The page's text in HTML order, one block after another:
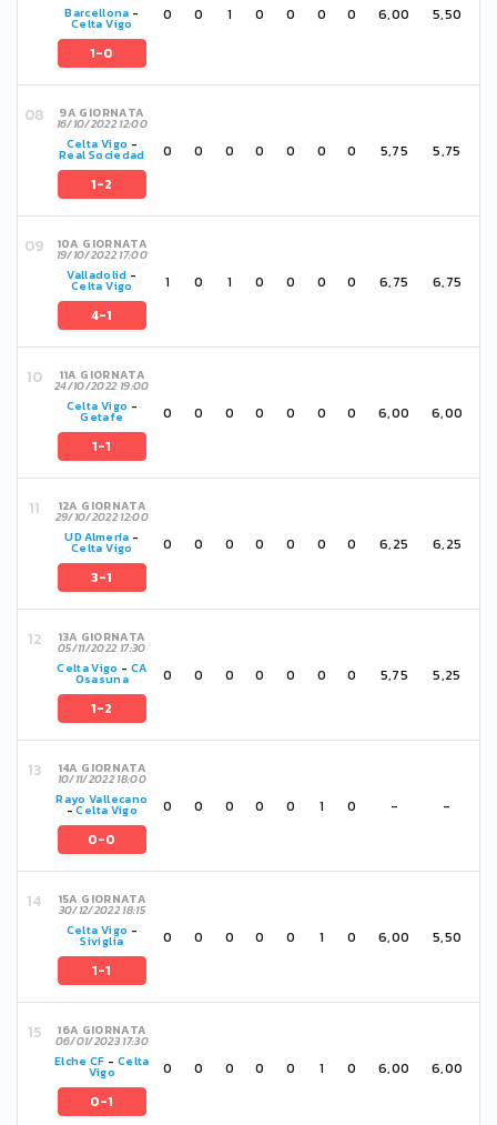
Barcellona -
Celta Vigo
1-0
0 0 1 0 0 0 0 6,00 5,50
9A GIORNATA
16/10/2022 12:00
Celta Vigo -
Real Sociedad
1-2
0 0 0 0 0 0 0 5,75 5,75
10A GIORNATA
19/10/2022 17:00
Valladolid -
Celta Vigo
4-1
1 0 1 0 0 0 0 6,75 6,75
11A GIORNATA
24/10/2022 19:00
Celta Vigo -
Getafe
1-1
0 0 0 0 0 0 0 6,00 6,00
12A GIORNATA
29/10/2022 12:00
UD Almería -
Celta Vigo
3-1
0 0 0 0 0 0 0 6,25 6,25
13A GIORNATA
05/11/2022 17:30
Celta Vigo - CA
Osasuna
1-2
0 0 0 0 0 0 0 5,75 5,25
14A GIORNATA
10/11/2022 18:00
Rayo Vallecano
-Celta Vigo
0-0
0 0 0 0 0 1 0 - -
15A GIORNATA
30/12/2022 18:15
Celta Vigo -
Siviglia
1-1
0 0 0 0 0 1 0 6,00 5,50
16A GIORNATA
06/01/2023 17:30
Elche CF - Celta
Vigo
0-1
0 0 0 0 0 1 0 6,00 6,00